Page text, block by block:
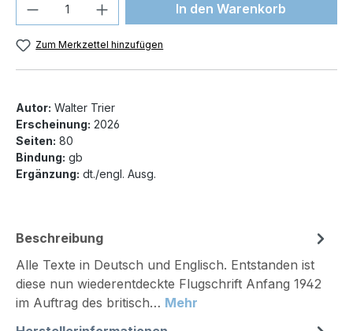
Produkt Anzahl: Gib denIn den Warenkorb
Zum Merkzettel hinzufügen
Autor: Walter Trier
Erscheinung: 2026
Seiten: 80
Bindung: gb
Ergänzung: dt./engl. Ausg.
Beschreibung
Alle Texte in Deutsch und Englisch. Entstanden ist
diese nun wiederentdeckte Flugschrift Anfang 1942
im Auftrag des britisch… Mehr